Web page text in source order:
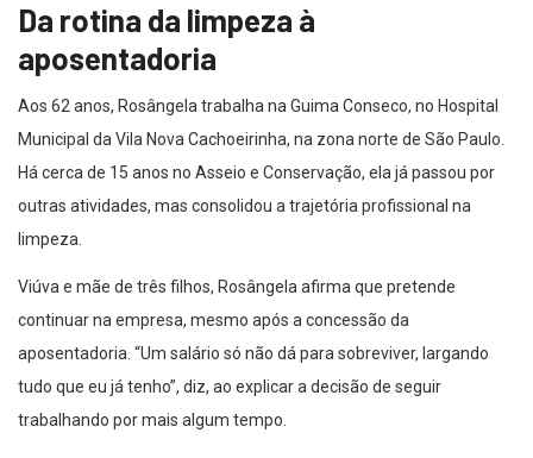
Da rotina da limpeza à
aposentadoria
Aos 62 anos, Rosângela trabalha na Guima Conseco, no Hospital
Municipal da Vila Nova Cachoeirinha, na zona norte de São Paulo.
Há cerca de 15 anos no Asseio e Conservação, ela já passou por
outras atividades, mas consolidou a trajetória profissional na
limpeza.
Viúva e mãe de três filhos, Rosângela afirma que pretende
continuar na empresa, mesmo após a concessão da
aposentadoria. “Um salário só não dá para sobreviver, largando
tudo que eu já tenho”, diz, ao explicar a decisão de seguir
trabalhando por mais algum tempo.